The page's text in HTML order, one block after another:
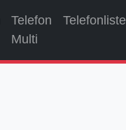
Telefon
Multi
Telefonliste